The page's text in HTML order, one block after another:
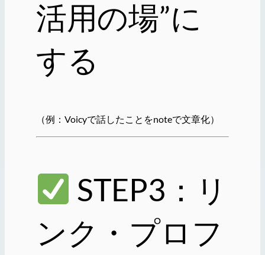
活用の場”に
する
（例：Voicyで話したことをnoteで文章化）
STEP3：リ
ンク・プロフ